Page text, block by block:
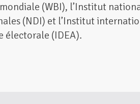
(WBI), l’Institut
(NDI) et l’Institut
électorale (IDEA).